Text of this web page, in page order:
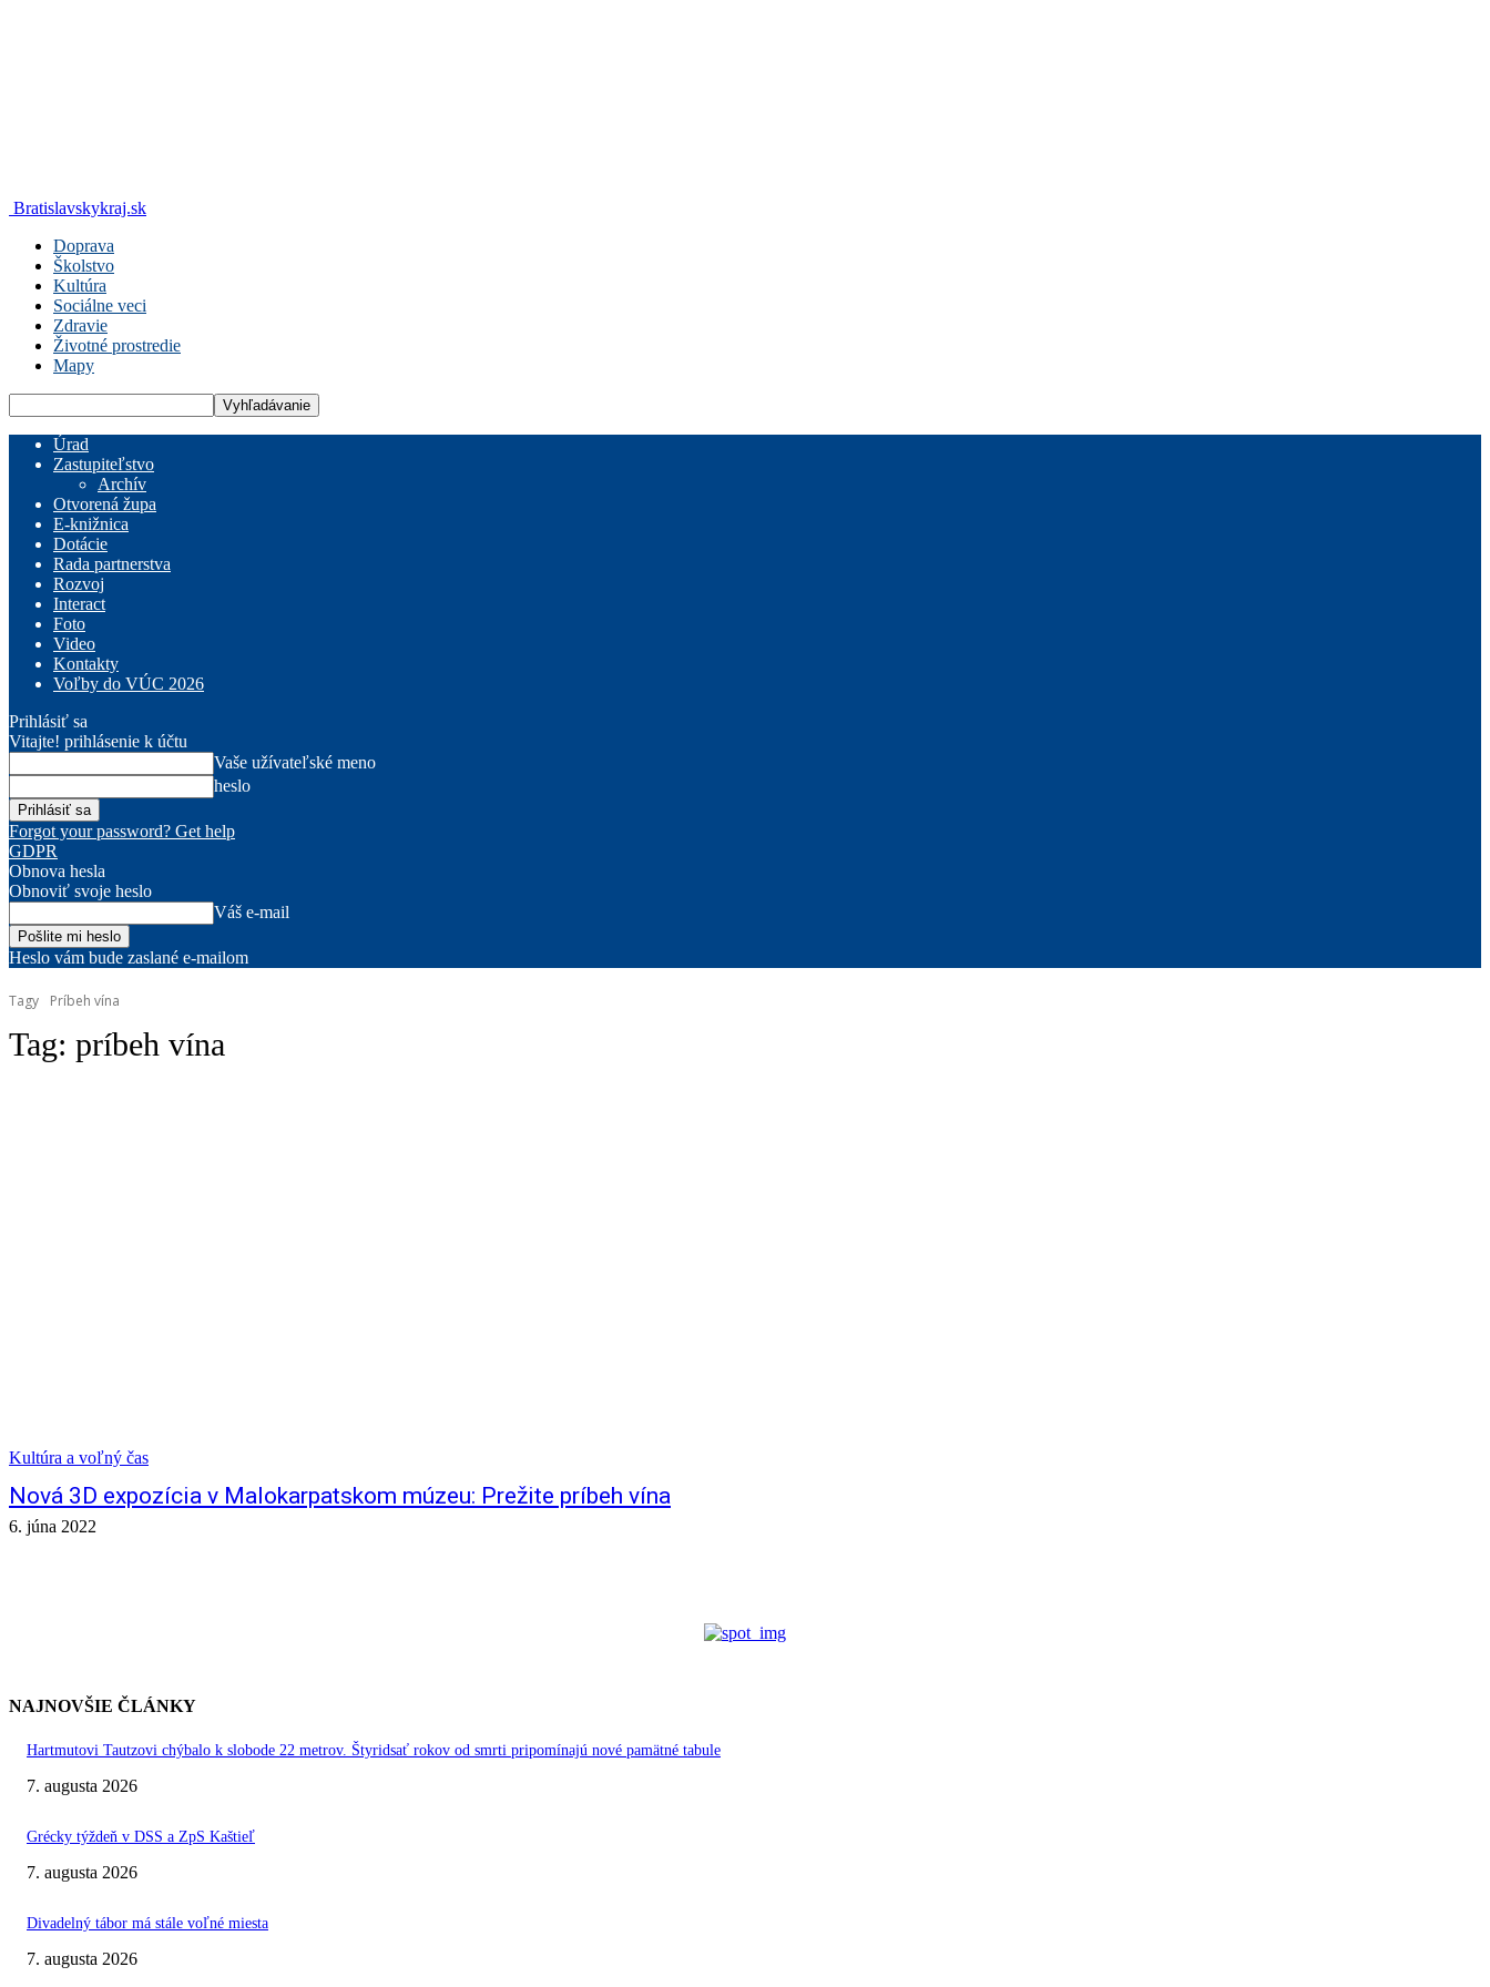
Bratislavskykraj.sk
Doprava
Školstvo
Kultúra
Sociálne veci
Zdravie
Životné prostredie
Mapy
Úrad
Zastupiteľstvo
Archív
Otvorená župa
E-knižnica
Dotácie
Rada partnerstva
Rozvoj
Interact
Foto
Video
Kontakty
Voľby do VÚC 2026
Prihlásiť sa
Vitajte! prihlásenie k účtu
Vaše užívateľské meno
heslo
Forgot your password? Get help
GDPR
Obnova hesla
Obnoviť svoje heslo
Váš e-mail
Heslo vám bude zaslané e-mailom
Tagy Príbeh vína
Tag: príbeh vína
Kultúra a voľný čas
Nová 3D expozícia v Malokarpatskom múzeu: Prežite príbeh vína
6. júna 2022
NAJNOVŠIE ČLÁNKY
Hartmutovi Tautzovi chýbalo k slobode 22 metrov. Štyridsať rokov od smrti pripomínajú nové pamätné tabule
7. augusta 2026
Grécky týždeň v DSS a ZpS Kaštieľ
7. augusta 2026
Divadelný tábor má stále voľné miesta
7. augusta 2026